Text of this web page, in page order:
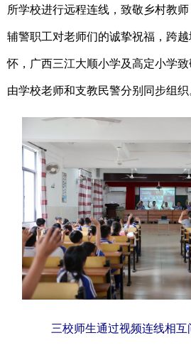
所学校进行远程连线，致敬乡村教
辅警职工对老师们的诚挚祝福，跨
怀，广西三江大顺小学及高定小学
由学校老师和支教民警分别同步组织
三校师生通过视频连线相